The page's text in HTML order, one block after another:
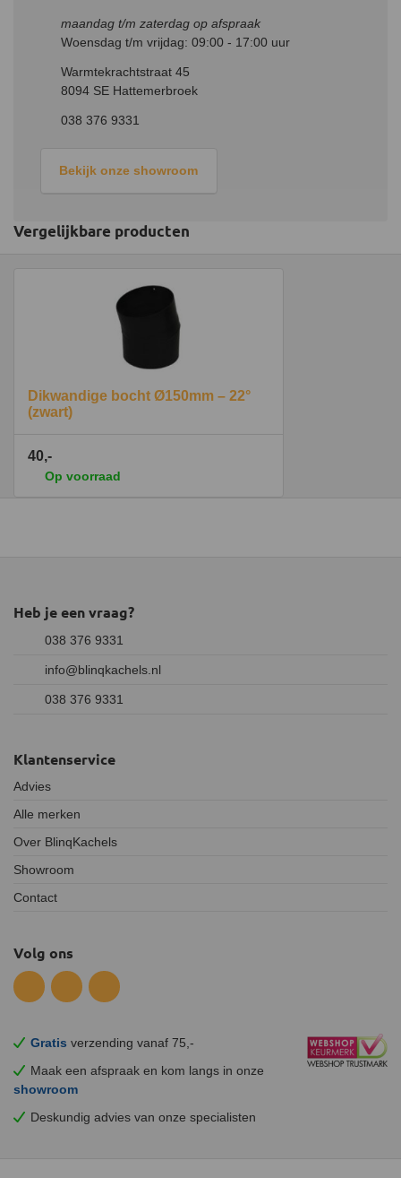
maandag t/m zaterdag op afspraak
Woensdag t/m vrijdag: 09:00 - 17:00 uur
Warmtekrachtstraat 45
8094 SE Hattemerbroek
038 376 9331
Bekijk onze showroom
Vergelijkbare producten
Dikwandige bocht Ø150mm – 22°
(zwart)
40,-
Op voorraad
Gratis verzending vanaf 75,-
Maak een afspraak en kom langs in onze
showroom
Deskundig advies van onze specialisten
Heb je een vraag?
038 376 9331
info@blinqkachels.nl
038 376 9331
Klantenservice
Advies
Alle merken
Over BlinqKachels
Showroom
Contact
Volg ons